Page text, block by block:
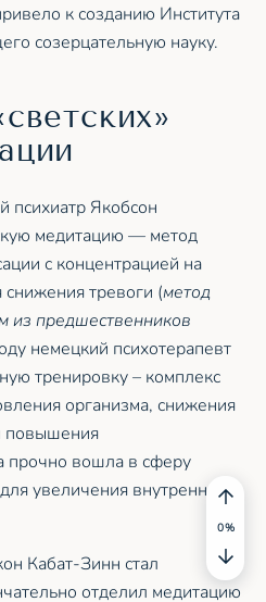
к созданию Института
созерцательную науку.
психиатр Якобсон
медитацию — метод
с концентрацией на
тревоги (метод
из предшественников
немецкий психотерапевт
тренировку – комплекс
организма, снижения
повышения
прочно вошла в сферу
увеличения внутренних
Кабат-Зинн стал
отделил медитацию